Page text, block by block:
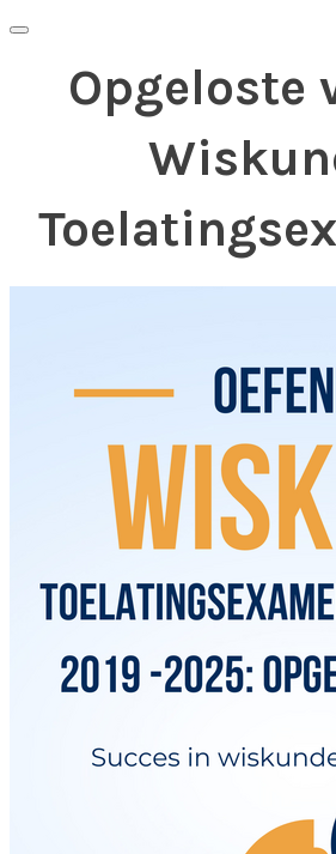
Opgeloste